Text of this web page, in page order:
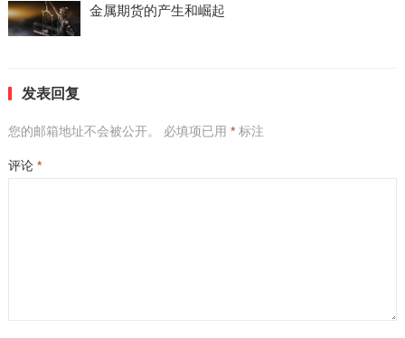
金属期货的产生和崛起
发表回复
您的邮箱地址不会被公开。 必填项已用 *标注
评论 *